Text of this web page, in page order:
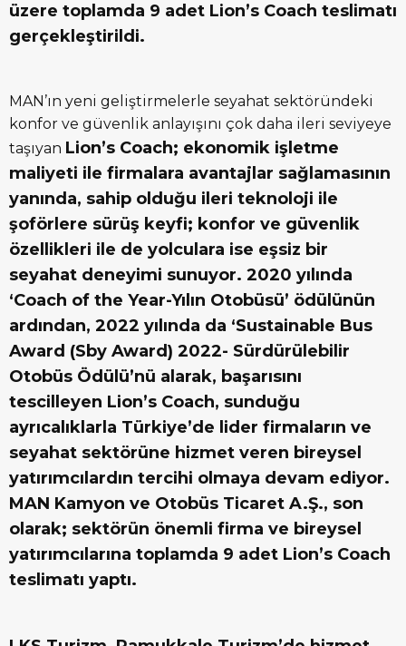
üzere toplamda 9 adet Lion’s Coach teslimatı
gerçekleştirildi.
MAN’ın yeni geliştirmelerle seyahat sektöründeki
konfor ve güvenlik anlayışını çok daha ileri seviyeye
taşıyan Lion’s Coach; ekonomik işletme
maliyeti ile firmalara avantajlar sağlamasının
yanında, sahip olduğu ileri teknoloji ile
şoförlere sürüş keyfi; konfor ve güvenlik
özellikleri ile de yolculara ise eşsiz bir
seyahat deneyimi sunuyor. 2020 yılında
‘Coach of the Year-Yılın Otobüsü’ ödülünün
ardından, 2022 yılında da ‘Sustainable Bus
Award (Sby Award) 2022- Sürdürülebilir
Otobüs Ödülü’nü alarak, başarısını
tescilleyen Lion’s Coach, sunduğu
ayrıcalıklarla Türkiye’de lider firmaların ve
seyahat sektörüne hizmet veren bireysel
yatırımcılardın tercihi olmaya devam ediyor.
MAN Kamyon ve Otobüs Ticaret A.Ş., son
olarak; sektörün önemli firma ve bireysel
yatırımcılarına toplamda 9 adet Lion’s Coach
teslimatı yaptı.